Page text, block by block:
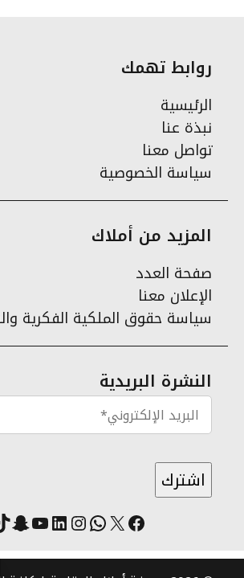
روابط تهمك
الرئيسية
نبذة عنا
تواصل معنا
سياسة الخصوصية
المزيد من أملاك
صفحة العدد
الإعلان معنا
سياسة حقوق الملكية الفكرية
النشرة البريدية
فيسبوك
X واتساب
انستقرام
لينكد إن سناب